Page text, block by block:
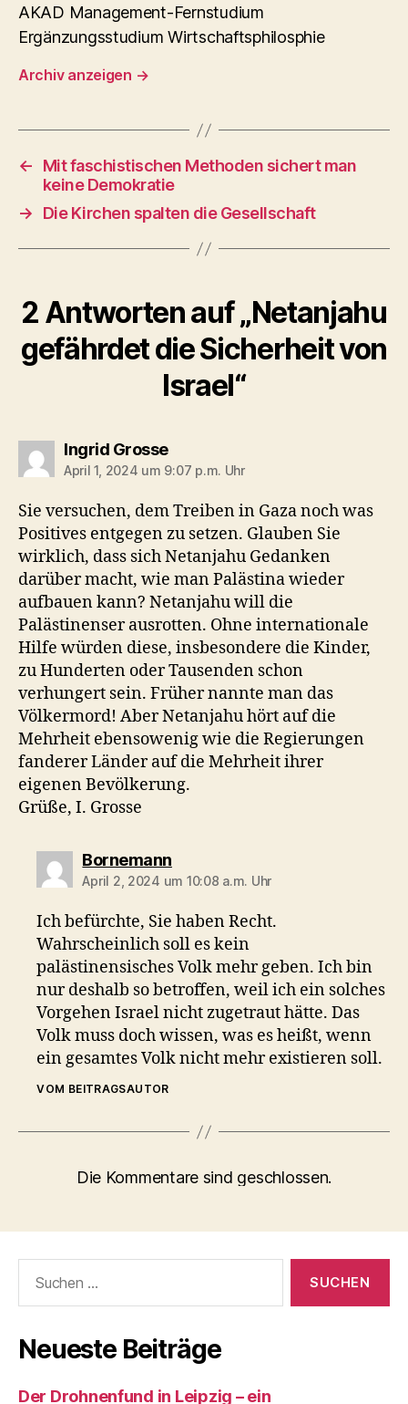
AKAD Management-Fernstudium
Ergänzungsstudium Wirtschaftsphilosphie
Archiv anzeigen →
←
Mit faschistischen Methoden sichert man
keine Demokratie
→
Die Kirchen spalten die Gesellschaft
2 Antworten auf „Netanjahu
gefährdet die Sicherheit von
Israel“
Ingrid Grossesagt:
April 1, 2024 um 9:07 p.m. Uhr
Sie versuchen, dem Treiben in Gaza noch was
Positives entgegen zu setzen. Glauben Sie
wirklich, dass sich Netanjahu Gedanken
darüber macht, wie man Palästina wieder
aufbauen kann? Netanjahu will die
Palästinenser ausrotten. Ohne internationale
Hilfe würden diese, insbesondere die Kinder,
zu Hunderten oder Tausenden schon
verhungert sein. Früher nannte man das
Völkermord! Aber Netanjahu hört auf die
Mehrheit ebensowenig wie die Regierungen
fanderer Länder auf die Mehrheit ihrer
eigenen Bevölkerung.
Grüße, I. Grosse
Bornemannsagt:
April 2, 2024 um 10:08 a.m. Uhr
Ich befürchte, Sie haben Recht.
Wahrscheinlich soll es kein
palästinensisches Volk mehr geben. Ich bin
nur deshalb so betroffen, weil ich ein solches
Vorgehen Israel nicht zugetraut hätte. Das
Volk muss doch wissen, was es heißt, wenn
ein gesamtes Volk nicht mehr existieren soll.
VOM BEITRAGSAUTOR
Die Kommentare sind geschlossen.
nach:
Neueste Beiträge
Der Drohnenfund in Leipzig – ein